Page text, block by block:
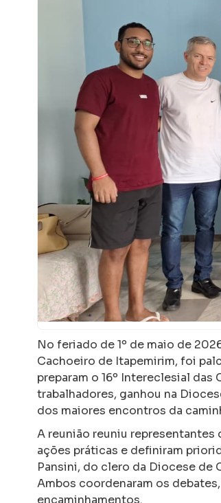
No feriado de 1º de maio de
Cachoeiro de Itapemirim, foi
preparam o 16º Intereclesial
trabalhadores, ganhou na
dos maiores encontros da
A reunião reuniu
ações práticas e definiram
Pansini, do clero da Diocese de
Ambos coordenaram os
encaminhamentos.